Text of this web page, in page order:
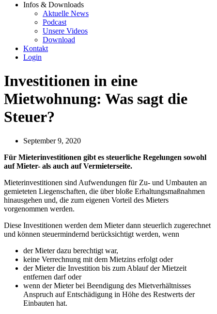
Infos & Downloads
Aktuelle News
Podcast
Unsere Videos
Download
Kontakt
Login
Investitionen in eine
Mietwohnung: Was sagt die
Steuer?
September 9, 2020
Für Mieterinvestitionen gibt es steuerliche Regelungen sowohl
auf Mieter- als auch auf Vermieterseite.
Mieterinvestitionen sind Aufwendungen für Zu- und Umbauten an
gemieteten Liegenschaften, die über bloße Erhaltungsmaßnahmen
hinausgehen und, die zum eigenen Vorteil des Mieters
vorgenommen werden.
Diese Investitionen werden dem Mieter dann steuerlich zugerechnet
und können steuermindernd berücksichtigt werden, wenn
der Mieter dazu berechtigt war,
keine Verrechnung mit dem Mietzins erfolgt oder
der Mieter die Investition bis zum Ablauf der Mietzeit
entfernen darf oder
wenn der Mieter bei Beendigung des Mietverhältnisses
Anspruch auf Entschädigung in Höhe des Restwerts der
Einbauten hat.